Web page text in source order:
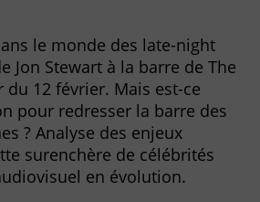
le monde des late-night
Jon Stewart à la barre de The
du 12 février. Mais est-ce
pour redresser la barre des
? Analyse des enjeux
surenchère de célébrités
en évolution.